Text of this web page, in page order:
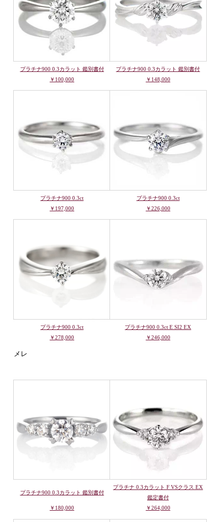
プラチナ900 0.3カラット 鑑別書付
￥100,000
プラチナ900 0.3カラット 鑑別書付
￥148,000
プラチナ900 0.3ct
￥197,000
プラチナ900 0.3ct
￥226,000
プラチナ900 0.3ct
￥278,000
プラチナ900 0.3ct E SI2 EX
￥246,000
メレ
プラチナ900 0.3カラット 鑑別書付
￥180,000
プラチナ 0.3カラット F VSクラス EX
鑑定書付
￥264,000